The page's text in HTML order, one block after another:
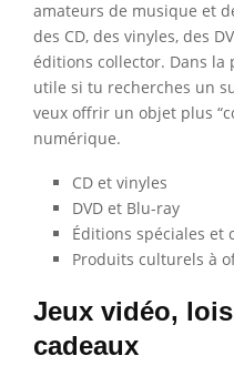
amateurs de musique et
des CD, des vinyles, des
éditions collector. Dans la
utile si tu recherches un
veux offrir un objet plus
numérique.
CD et vinyles
DVD et Blu-ray
Éditions spéciales et
Produits culturels à
Jeux vidéo,
cadeaux